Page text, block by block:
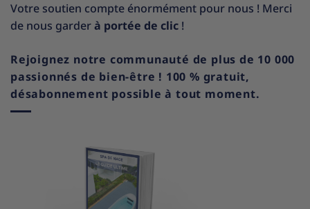
Votre soutien compte énormément pour nous ! Merci
de nous garderà portée de clic !
Rejoignez notre communauté de plus de 10 000
passionnés de bien-être ! 100 % gratuit,
désabonnement possible à tout moment.